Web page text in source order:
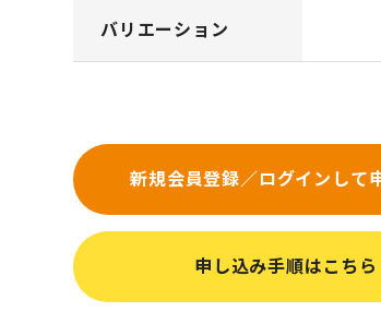
バリエーション
新規会員登録／ログインして
申し込み手順はこちら